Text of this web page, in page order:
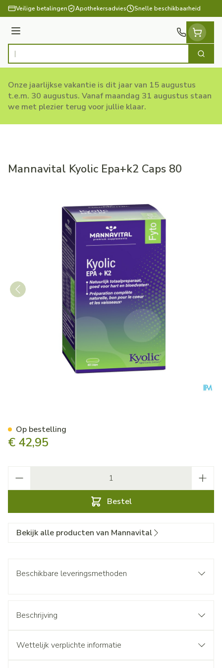
Ga naar de inhoud
Veilige betalingen Apothekersadvies Snelle beschikbaarheid
Menu
Product, merk, categorie... Zoek
Onze jaarlijkse vakantie is dit jaar van 15 augustus
t.e.m. 30 augustus. Vanaf maandag 31 augustus staan
we met plezier terug voor jullie klaar.
Mannavital Kyolic Epa+k2 Caps 80
€ 42,95
Bestel
Op bestelling
Bekijk alle producten van Mannavital
Beschikbare leveringsmethoden
Beschrijving
Wettelijk verplichte informatie